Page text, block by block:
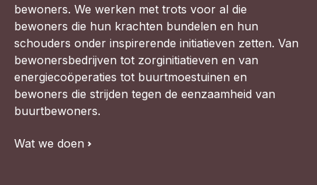
bewoners. We werken met trots voor al die
bewoners die hun krachten bundelen en hun
schouders onder inspirerende initiatieven zetten. Van
bewonersbedrijven tot zorginitiatieven en van
energiecoöperaties tot buurtmoestuinen en
bewoners die strijden tegen de eenzaamheid van
buurtbewoners.
Wat we doen